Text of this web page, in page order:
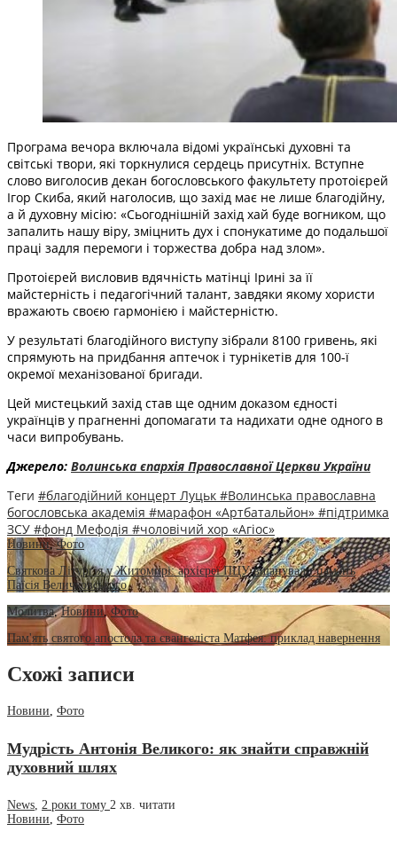
Програма вечора включала відомі українські духовні та
світські твори, які торкнулися сердець присутніх. Вступне
слово виголосив декан богословського факультету протоієрей
Ігор Скиба, який наголосив, що захід має не лише благодійну,
а й духовну місію: «Сьогоднішній захід хай буде вогником, що
запалить нашу віру, зміцнить дух і спонукатиме до подальшої
праці задля перемоги і торжества добра над злом».
Протоієрей висловив вдячність матінці Ірині за її
майстерність і педагогічний талант, завдяки якому хористи
вражають своєю гармонією і майстерністю.
У результаті благодійного виступу зібрали 8100 гривень, які
спрямують на придбання аптечок і турнікетів для 100-ї
окремої механізованої бригади.
Цей мистецький захід став ще одним доказом єдності
українців у прагненні допомагати та надихати одне одного в
часи випробувань.
Джерело: Волинська єпархія Православної Церкви України
Теги #благодійний концерт Луцьк #Волинська православна
богословська академія #марафон «Артбатальйон» #підтримка
ЗСУ #фонд Мефодія #чоловічий хор «Агіос»
Новини,Фото
Святкова Літургія у Житомирі: архієреї ПЦУ вшанували пам'ять
Паїсія Величковського
Молитва,Новини,Фото
Пам'ять святого апостола та євангеліста Матфея: приклад навернення
Схожі записи
Новини, Фото
Мудрість Антонія Великого: як знайти справжній
духовний шлях
News, 2 роки тому 2 хв. читати
Новини, Фото